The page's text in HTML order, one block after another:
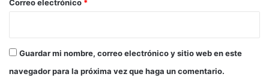
*
Correo electrónico *
Guardar mi nombre, correo electrónico y sitio web en este
navegador para la próxima vez que haga un comentario.